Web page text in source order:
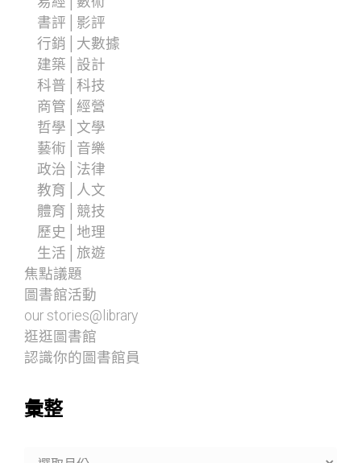
書評│影評
行銷│大數據
建築│設計
科普│科技
商管│經營
哲學│文學
藝術│音樂
政治│法律
教育│人文
體育│競技
歷史│地理
生活│旅遊
焦點議題
圖書館活動
our stories@library
逛逛圖書館
認識你的圖書館員
彙整